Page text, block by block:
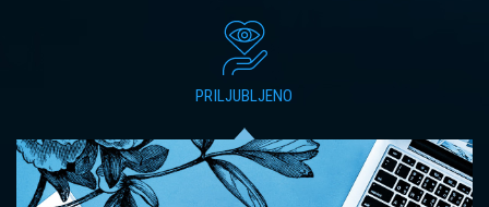
PRILJUBLJENO